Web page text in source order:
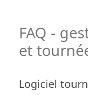
FAQ -
et
Logiciel